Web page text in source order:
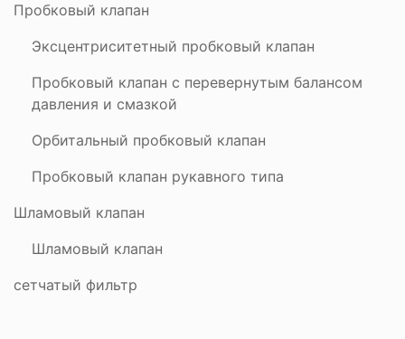
Пробковый клапан
Эксцентриситетный пробковый клапан
Пробковый клапан с перевернутым балансом
давления и смазкой
Орбитальный пробковый клапан
Пробковый клапан рукавного типа
Шламовый клапан
Шламовый клапан
сетчатый фильтр